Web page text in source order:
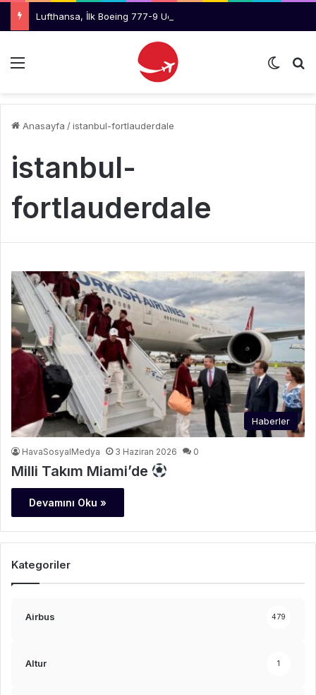
Menü Dış
Anasayfa /istanbul-fortlauderdale
istanbul-
fortlauderdale
Haberler
HavaSosyalMedya 3 Haziran 2026 0
Milli Takım Miami’de
Devamını Oku »
Kategoriler
Airbus 479
Altur 1